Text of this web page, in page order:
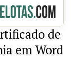
de
em Word